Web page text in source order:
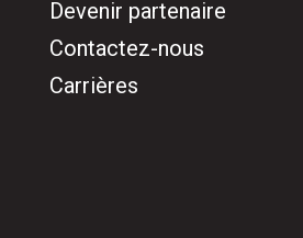
Devenir partenaire
Contactez-nous
Carrières